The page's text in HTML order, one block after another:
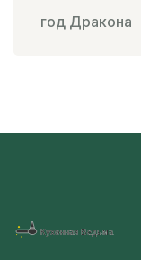
год Дракона